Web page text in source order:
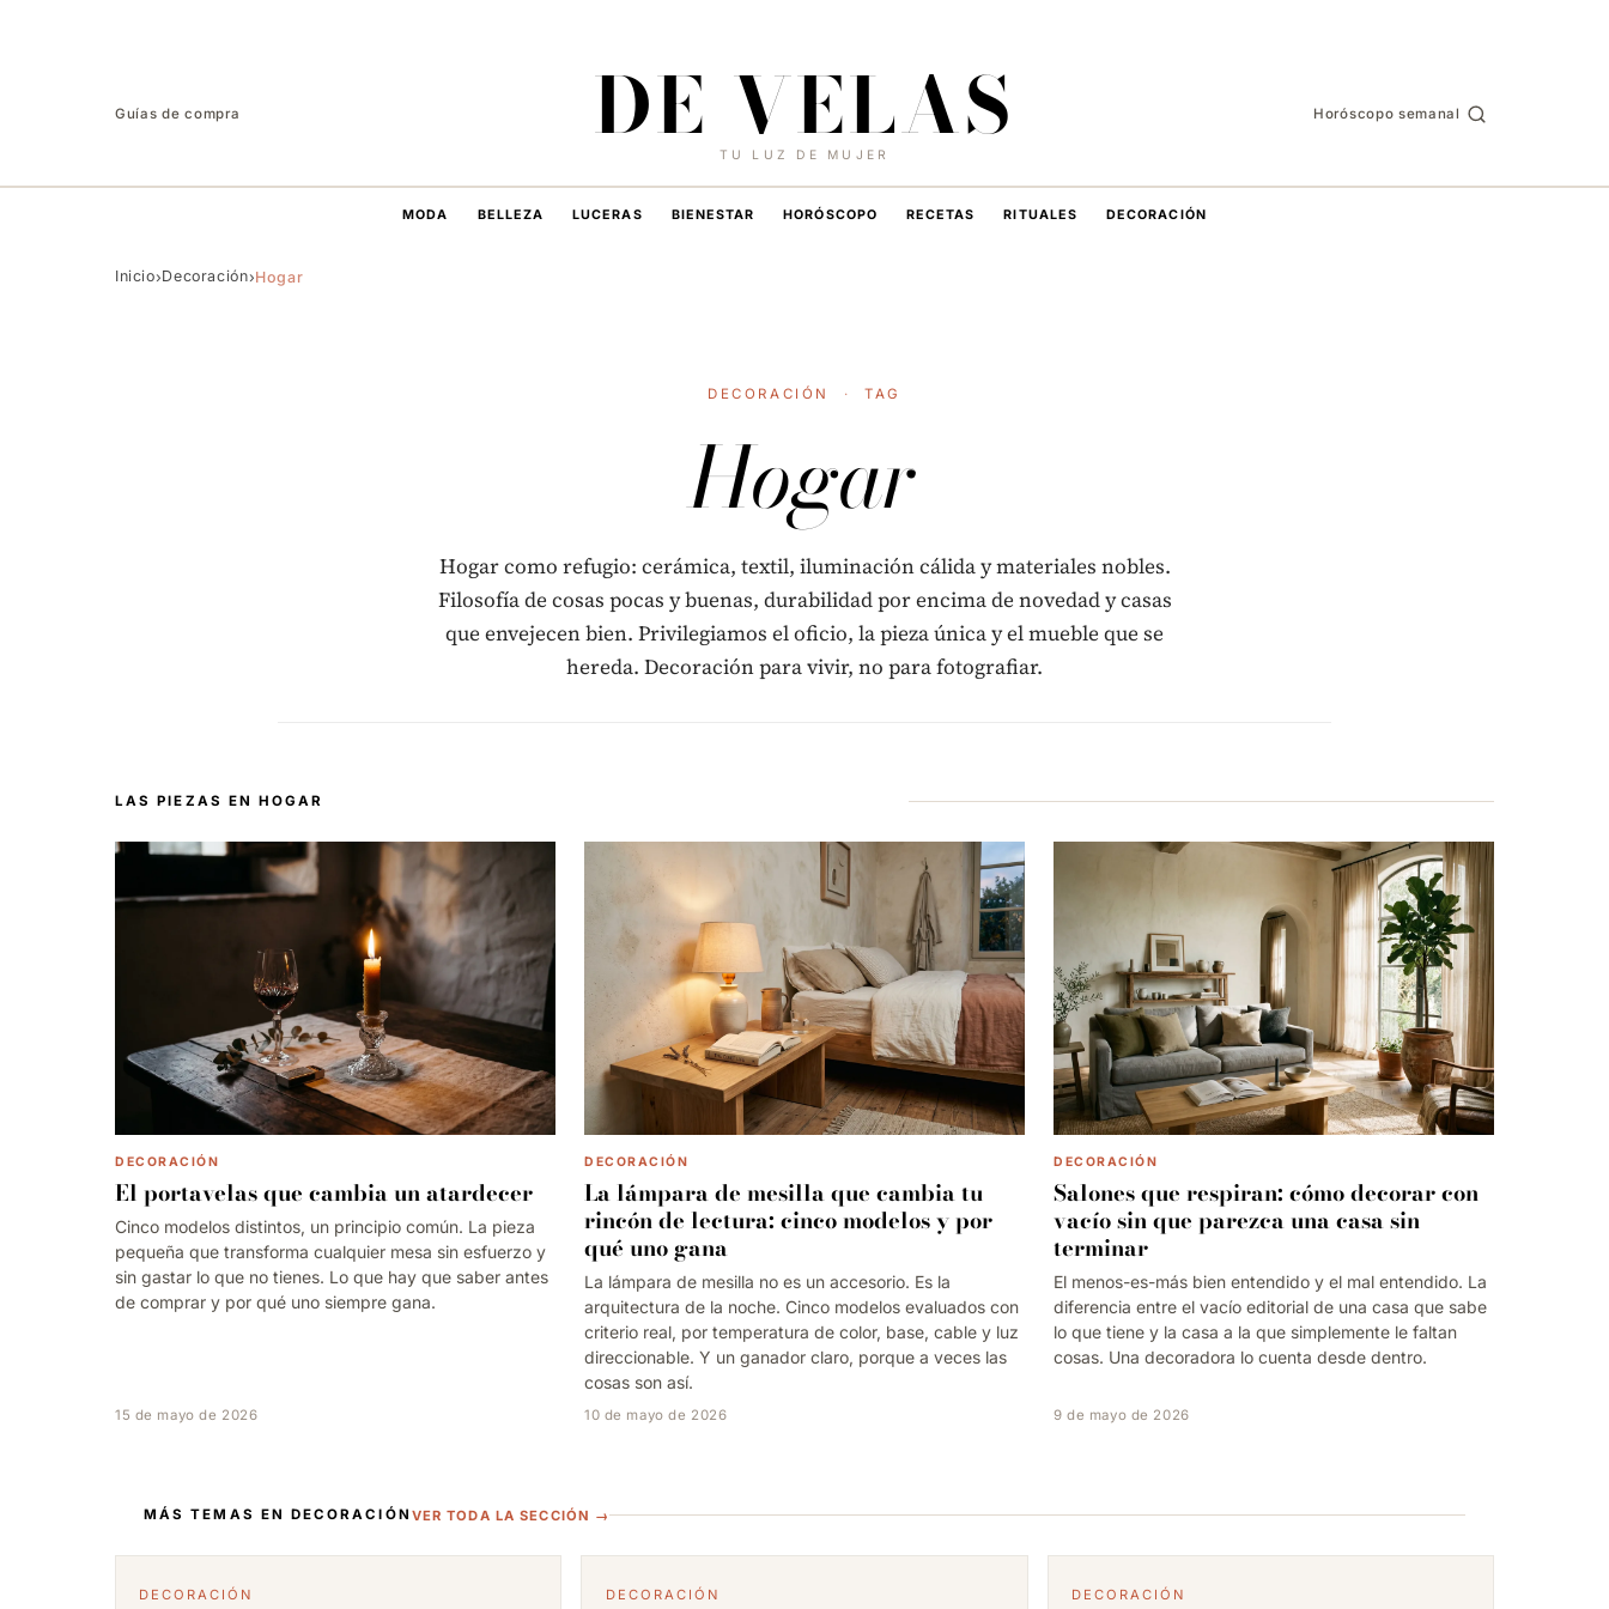
Guías de compra DE VELAS
TU LUZ DE MUJER
Horóscopo semanal
MODA BELLEZA LUCERAS BIENESTAR HORÓSCOPO RECETAS RITUALES DECORACIÓN
Inicio›Decoración›Hogar
DECORACIÓN · TAG
Hogar
Hogar como refugio: cerámica, textil, iluminación cálida y materiales nobles.
Filosofía de cosas pocas y buenas, durabilidad por encima de novedad y casas
que envejecen bien. Privilegiamos el oficio, la pieza única y el mueble que se
hereda. Decoración para vivir, no para fotografiar.
LAS PIEZAS EN HOGAR
DECORACIÓN
El portavelas que cambia un atardecer
Cinco modelos distintos, un principio común. La pieza
pequeña que transforma cualquier mesa sin esfuerzo y
sin gastar lo que no tienes. Lo que hay que saber antes
de comprar y por qué uno siempre gana.
15 de mayo de 2026
DECORACIÓN
La lámpara de mesilla que cambia tu
rincón de lectura: cinco modelos y por
qué uno gana
La lámpara de mesilla no es un accesorio. Es la
arquitectura de la noche. Cinco modelos evaluados con
criterio real, por temperatura de color, base, cable y luz
direccionable. Y un ganador claro, porque a veces las
cosas son así.
10 de mayo de 2026
DECORACIÓN
Salones que respiran: cómo decorar con
vacío sin que parezca una casa sin
terminar
El menos-es-más bien entendido y el mal entendido. La
diferencia entre el vacío editorial de una casa que sabe
lo que tiene y la casa a la que simplemente le faltan
cosas. Una decoradora lo cuenta desde dentro.
9 de mayo de 2026
MÁS TEMAS EN DECORACIÓN VER TODA LA SECCIÓN →
DECORACIÓN DECORACIÓN DECORACIÓN